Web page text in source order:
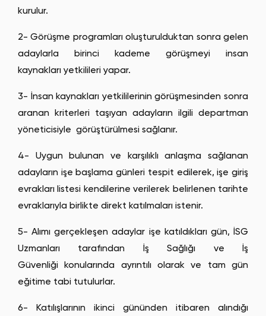
kurulur.
2- Görüşme programları oluşturulduktan sonra gelen
adaylarla birinci kademe görüşmeyi insan
kaynakları yetkilileri yapar.
3- İnsan kaynakları yetkililerinin görüşmesinden sonra
aranan kriterleri taşıyan adayların ilgili departman
yöneticisiyle görüştürülmesi sağlanır.
4- Uygun bulunan ve karşılıklı anlaşma sağlanan
adayların işe başlama günleri tespit edilerek, işe giriş
evrakları listesi kendilerine verilerek belirlenen tarihte
evraklarıyla birlikte direkt katılmaları istenir.
5- Alımı gerçekleşen adaylar işe katıldıkları gün, İSG
Uzmanları tarafından İş Sağlığı ve İş
Güvenliği konularında ayrıntılı olarak ve tam gün
eğitime tabi tutulurlar.
6- Katılışlarının ikinci gününden itibaren alındığı